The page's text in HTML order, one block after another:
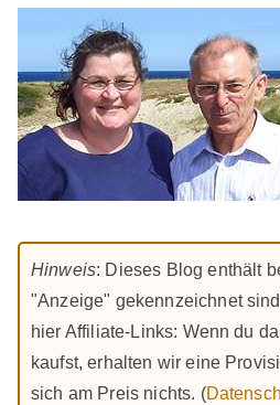
Hinweis: Dieses Blog enthält
"Anzeige" gekennzeichnet
hier Affiliate-Links: Wenn du
kaufst, erhalten wir eine
sich am Preis nichts. (